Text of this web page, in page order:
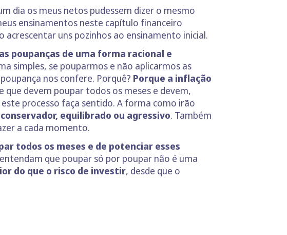
dia os meus netos pudessem dizer o mesmo
ensinamentos neste capítulo financeiro
acrescentar uns pozinhos ao ensinamento inicial.
poupanças de uma forma racional e
simples, se pouparmos e não aplicarmos as
nos confere. Porquê? Porque a inflação
que devem poupar todos os meses e devem,
processo faça sentido. A forma como irão
equilibrado ou agressivo. Também
a cada momento.
todos os meses e de potenciar esses
que poupar só por poupar não é uma
do que o risco de investir, desde que o